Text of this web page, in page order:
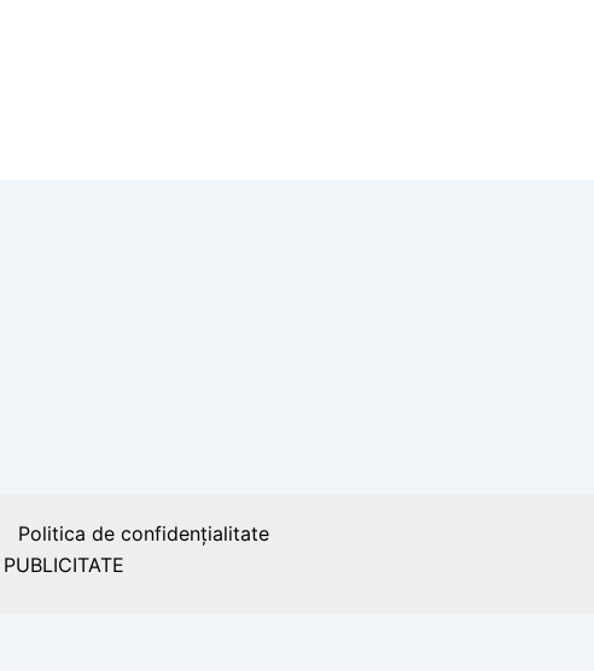
Politica de confidențialitate
PUBLICITATE